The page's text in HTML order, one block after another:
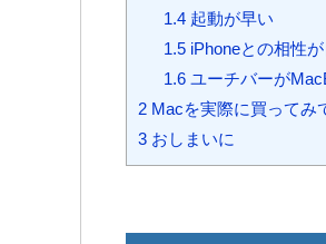
1.4起動が早い
1.5iPhoneとの相性が
1.6ユーチバーが
2 Macを実際に買ってみ
3 おしまいに